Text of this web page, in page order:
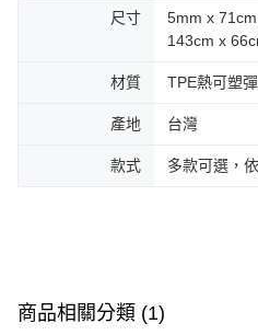
尺寸
5mm x
143cm x
材質 TPE熱可塑
產地 台灣
款式 多款可選，
商品相關分類 (1)